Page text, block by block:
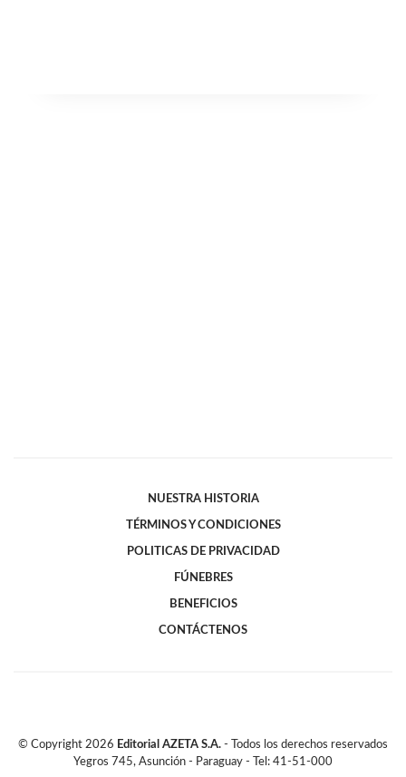
NUESTRA HISTORIA
TÉRMINOS Y CONDICIONES
POLITICAS DE PRIVACIDAD
FÚNEBRES
BENEFICIOS
CONTÁCTENOS
© Copyright 2026 Editorial AZETA S.A. - Todos los derechos reservados
Yegros 745, Asunción - Paraguay - Tel: 41-51-000